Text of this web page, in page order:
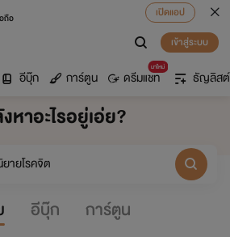
ถือ
เปิดแอป
เข้าสู่ระบบ
อีบุ๊ก การ์ตูน
มาใหม่
ดรีมแชท ธัญลิสต์
หาอะไรอยู่เอ่ย?
อีบุ๊ก การ์ตูน